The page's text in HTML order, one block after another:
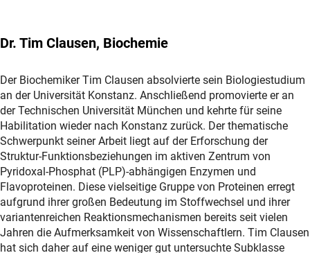
Dr. Tim Clausen, Biochemie
Der Biochemiker Tim Clausen absolvierte sein Biologiestudium
an der Universität Konstanz. Anschließend promovierte er an
der Technischen Universität München und kehrte für seine
Habilitation wieder nach Konstanz zurück. Der thematische
Schwerpunkt seiner Arbeit liegt auf der Erforschung der
Struktur-Funktionsbeziehungen im aktiven Zentrum von
Pyridoxal-Phosphat (PLP)-abhängigen Enzymen und
Flavoproteinen. Diese vielseitige Gruppe von Proteinen erregt
aufgrund ihrer großen Bedeutung im Stoffwechsel und ihrer
variantenreichen Reaktionsmechanismen bereits seit vielen
Jahren die Aufmerksamkeit von Wissenschaftlern. Tim Clausen
hat sich daher auf eine weniger gut untersuchte Subklasse